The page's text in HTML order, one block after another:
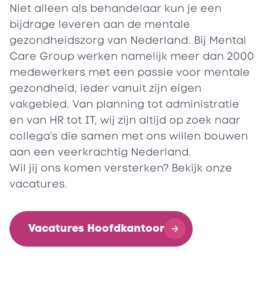
Niet alleen als behandelaar kun je een
bijdrage leveren aan de mentale
gezondheidszorg van Nederland. Bij Mental
Care Group werken namelijk meer dan 2000
medewerkers met een passie voor mentale
gezondheid, ieder vanuit zijn eigen
vakgebied. Van planning tot administratie
en van HR tot IT, wij zijn altijd op zoek naar
collega's die samen met ons willen bouwen
aan een veerkrachtig Nederland.
Wil jij ons komen versterken? Bekijk onze
vacatures.
Vacatures Hoofdkantoor